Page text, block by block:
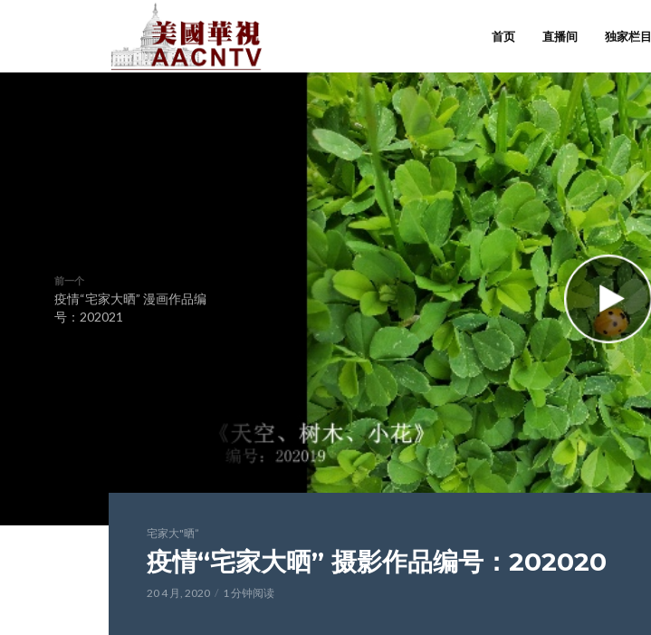
首页 直播间 独家栏目
前一个
疫情“宅家大晒” 漫画作品编
号：202021
宅家大"晒”
疫情“宅家大晒” 摄影作品编号：202020
20 4 月, 2020 1 分钟阅读